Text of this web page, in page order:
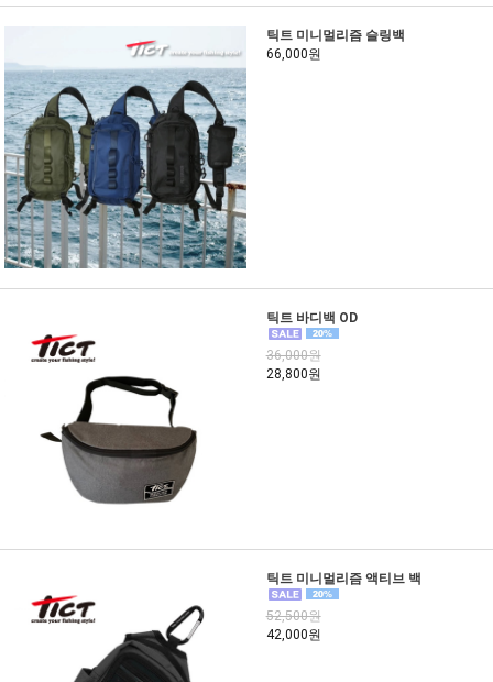
틱트 미니멀리즘 슬링백
66,000원
틱트 바디백 OD
36,000원
28,800원
틱트 미니멀리즘 액티브 백
52,500원
42,000원